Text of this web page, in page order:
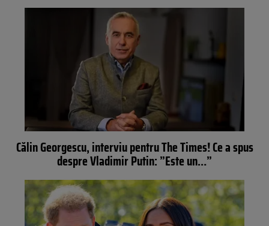
Călin Georgescu, interviu pentru The Times! Ce a spus
despre Vladimir Putin: ”Este un…”